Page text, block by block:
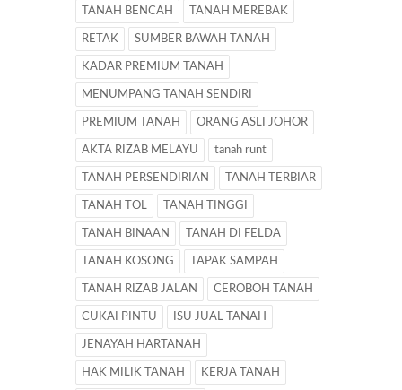
TANAH BENCAH TANAH MEREBAK
RETAK SUMBER BAWAH TANAH
KADAR PREMIUM TANAH
MENUMPANG TANAH SENDIRI
PREMIUM TANAH ORANG ASLI JOHOR
AKTA RIZAB MELAYU tanah runt
TANAH PERSENDIRIAN TANAH TERBIAR
TANAH TOL TANAH TINGGI
TANAH BINAAN TANAH DI FELDA
TANAH KOSONG TAPAK SAMPAH
TANAH RIZAB JALAN CEROBOH TANAH
CUKAI PINTU ISU JUAL TANAH
JENAYAH HARTANAH
HAK MILIK TANAH KERJA TANAH